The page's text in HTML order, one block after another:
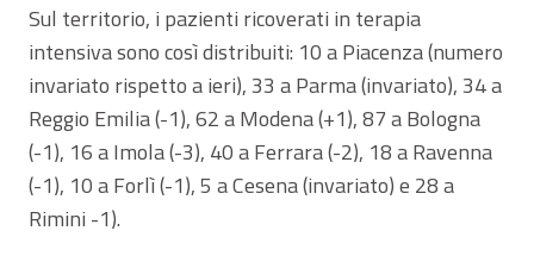
Sul territorio, i pazienti ricoverati in terapia
intensiva sono così distribuiti: 10 a Piacenza (numero
invariato rispetto a ieri), 33 a Parma (invariato), 34 a
Reggio Emilia (-1), 62 a Modena (+1), 87 a Bologna
(-1), 16 a Imola (-3), 40 a Ferrara (-2), 18 a Ravenna
(-1), 10 a Forlì (-1), 5 a Cesena (invariato) e 28 a
Rimini -1).